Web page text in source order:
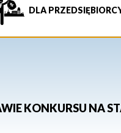
DLA
KONKURSU NA